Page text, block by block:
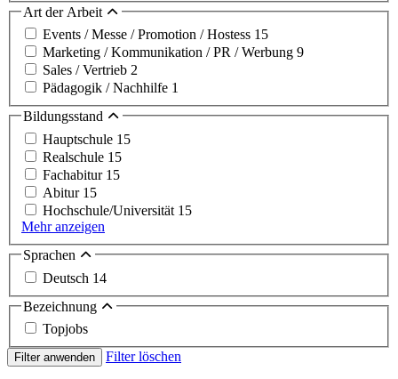
Art der Arbeit
Events / Messe / Promotion / Hostess 15
Marketing / Kommunikation / PR / Werbung 9
Sales / Vertrieb 2
Pädagogik / Nachhilfe 1
Bildungsstand
Hauptschule 15
Realschule 15
Fachabitur 15
Abitur 15
Hochschule/Universität 15
Mehr anzeigen
Sprachen
Deutsch 14
Bezeichnung
Topjobs
Filter anwenden Filter löschen